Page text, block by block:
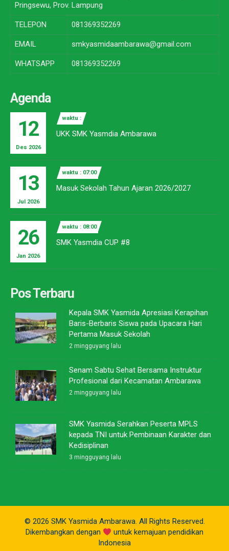
Pringsewu, Prov. Lampung
TELEPON 081369352269
EMAIL smkyasmidaambarawa@gmail.com
WHATSAPP 081369352269
Agenda
12
Des 2026
waktu :
UKK SMK Yasmdia Ambarawa
13
Jul 2026
waktu : 07:00
Masuk Sekolah Tahun Ajaran 2026/2027
26
Jan 2026
waktu : 08:00
SMK Yasmdia CUP #8
Pos Terbaru
Kepala SMK Yasmida Apresiasi Kerapihan
Baris-Berbaris Siswa pada Upacara Hari
Pertama Masuk Sekolah
2 mingguyang lalu
Senam Sabtu Sehat Bersama Instruktur
Profesional dari Kecamatan Ambarawa
2 mingguyang lalu
SMK Yasmida Serahkan Peserta MPLS
kepada TNI untuk Pembinaan Karakter dan
Kedisiplinan
3 mingguyang lalu
© 2026 SMK Yasmida Ambarawa. All Rights Reserved.
Dikembangkan dengan
untuk kemajuan pendidikan
Indonesia